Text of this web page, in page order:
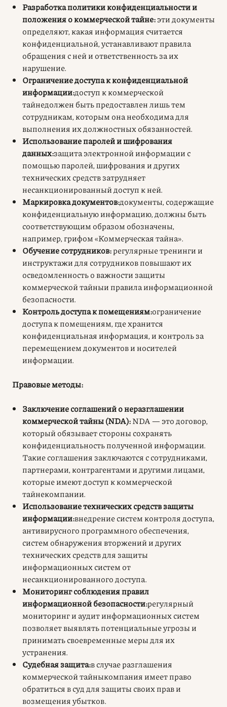
Разработка политики конфиденциальности и
положения о коммерческой тайне:эти документы
определяют, какая информация считается
конфиденциальной, устанавливают правила
обращения с ней и ответственность за их
нарушение.
Ограничение доступа к конфиденциальной
информации:доступ к коммерческой
тайнедолжен быть предоставлен лишь тем
сотрудникам, которым она необходима для
выполнения их должностных обязанностей.
Использование паролей и шифрования
данных:защита электронной информации с
помощью паролей, шифрования и других
технических средств затрудняет
несанкционированный доступ к ней.
Маркировка документов:документы, содержащие
конфиденциальную информацию, должны быть
соответствующим образом обозначены,
например, грифом «Коммерческая тайна».
Обучение сотрудников:регулярные тренинги и
инструктажи для сотрудников повышают их
осведомленность о важности защиты
коммерческой тайныи правила информационной
безопасности.
Контроль доступа к помещениям:ограничение
доступа к помещениям, где хранится
конфиденциальная информация, и контроль за
перемещением документов и носителей
информации.
Правовые методы:
Заключение соглашений о неразглашении
коммерческой тайны (NDA):NDA — это договор,
который обязывает стороны сохранять
конфиденциальность полученной информации.
Такие соглашения заключаются с сотрудниками,
партнерами, контрагентами и другими лицами,
которые имеют доступ к коммерческой
тайнекомпании.
Использование технических средств защиты
информации:внедрение систем контроля доступа,
антивирусного программного обеспечения,
систем обнаружения вторжений и других
технических средств для защиты
информационных систем от
несанкционированного доступа.
Мониторинг соблюдения правил
информационной безопасности:регулярный
мониторинг и аудит информационных систем
позволяет выявлять потенциальные угрозы и
принимать своевременные меры для их
устранения.
Судебная защита:в случае разглашения
коммерческой тайныкомпания имеет право
обратиться в суд для защиты своих прав и
возмещения убытков.